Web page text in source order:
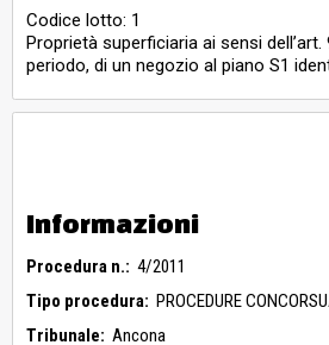
Codice lotto: 1
Proprietà superficiaria ai sensi
periodo, di un negozio al piano S1
Informazioni
Procedura n.: 4/2011
Tipo procedura: PROCEDURE
Tribunale: Ancona